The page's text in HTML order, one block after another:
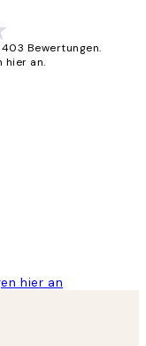
Bewertungen.
hier an.
hier an